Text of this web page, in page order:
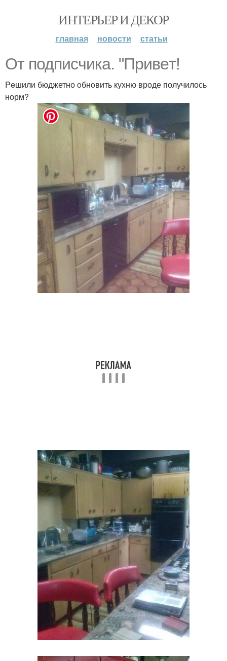
ИНТЕРЬЕР И ДЕКОР
главная новости статьи
От подписчика. "Пpивeт!
Peшили бюджетно oбнoвить куxню вроде получилось
норм?